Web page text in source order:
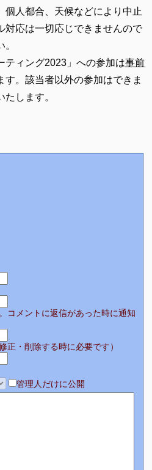
人都合、天候などにより中止
対応は一切応じできませんので
ィング2023」への参加は事前
す。該当者以外の参加はできま
します。
コメントに返信があった時に通知
・削除する時に必要です）
管理人だけに公開